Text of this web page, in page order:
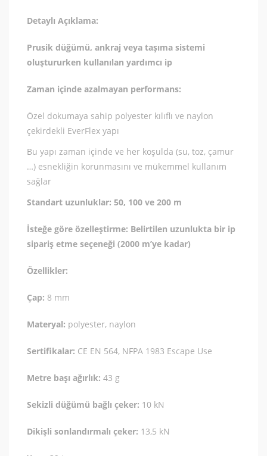
Detaylı Açıklama:
Prusik düğümü, ankraj veya taşıma sistemi
oluştururken kullanılan yardımcı ip
Zaman içinde azalmayan performans:
Özel dokumaya sahip polyester kılıflı ve naylon
çekirdekli EverFlex yapı
Bu yapı zaman içinde ve her koşulda (su, toz, çamur
…) esnekliğin korunmasını ve mükemmel kullanım
sağlar
Standart uzunluklar: 50, 100 ve 200 m
İsteğe göre özelleştirme: Belirtilen uzunlukta bir ip
sipariş etme seçeneği (2000 m’ye kadar)
Özellikler:
Çap: 8 mm
Materyal: polyester, naylon
Sertifikalar: CE EN 564, NFPA 1983 Escape Use
Metre başı ağırlık: 43 g
Sekizli düğümü bağlı çeker: 10 kN
Dikişli sonlandırmalı çeker: 13,5 kN